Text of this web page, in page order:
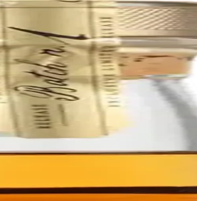
years. This rich, smooth blend combines style